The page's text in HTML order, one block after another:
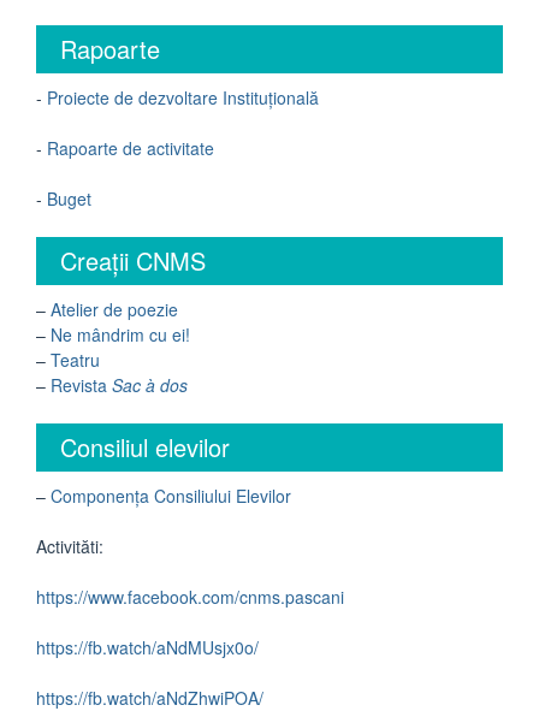
Rapoarte
- Proiecte de dezvoltare Instituțională
- Rapoarte de activitate
- Buget
Creații CNMS
– Atelier de poezie
– Ne mândrim cu ei!
– Teatru
– Revista Sac à dos
Consiliul elevilor
– Componența Consiliului Elevilor
Activităti:
https://www.facebook.com/cnms.pascani
https://fb.watch/aNdMUsjx0o/
https://fb.watch/aNdZhwiPOA/